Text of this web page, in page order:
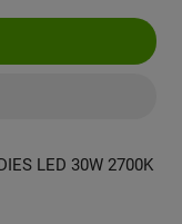
LED 30W 2700K